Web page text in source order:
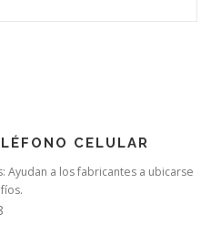
CELULAR
Ayudan a los fabricantes a ubicarse